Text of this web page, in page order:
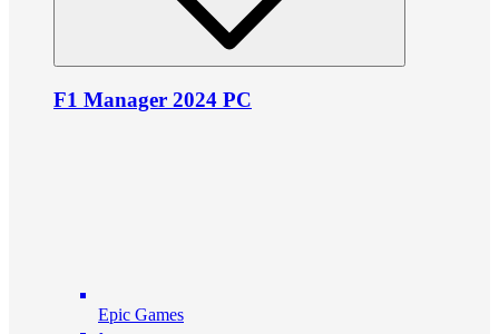
F1 Manager 2024 PC
Epic Games